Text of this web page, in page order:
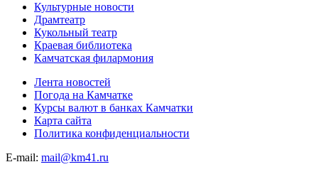
Культурные новости
Драмтеатр
Кукольный театр
Краевая библиотека
Камчатская филармония
Лента новостей
Погода на Камчатке
Курсы валют в банках Камчатки
Карта сайта
Политика конфиденциальности
E-mail: mail@km41.ru